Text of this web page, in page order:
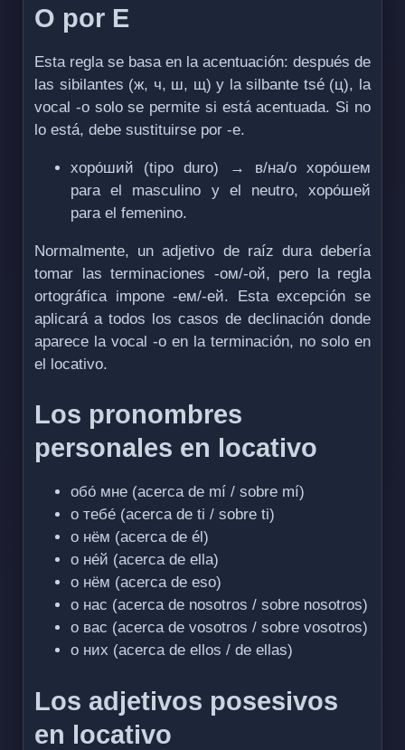
О por Е
Esta regla se basa en la acentuación: después de
las sibilantes (ж, ч, ш, щ) y la silbante tsé (ц), la
vocal -о solo se permite si está acentuada. Si no
lo está, debe sustituirse por -е.
хоро́ший (tipo duro) → в/на/о хоро́шем
para el masculino y el neutro, хоро́шей
para el femenino.
Normalmente, un adjetivo de raíz dura debería
tomar las terminaciones -ом/-ой, pero la regla
ortográfica impone -ем/-ей. Esta excepción se
aplicará a todos los casos de declinación donde
aparece la vocal -о en la terminación, no solo en
el locativo.
Los pronombres
personales en locativo
обо́ мне (acerca de mí / sobre mí)
о тебе́ (acerca de ti / sobre ti)
о нём (acerca de él)
о не́й (acerca de ella)
о нём (acerca de eso)
о нас (acerca de nosotros / sobre nosotros)
о вас (acerca de vosotros / sobre vosotros)
о них (acerca de ellos / de ellas)
Los adjetivos posesivos
en locativo